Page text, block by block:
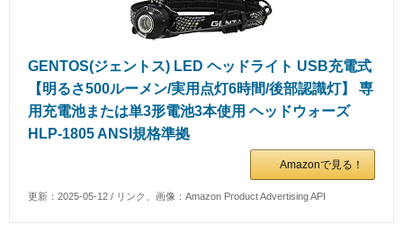
GENTOS(ジェントス) LED ヘッドライト USB充電式
【明るさ500ルーメン/実用点灯6時間/後部認識灯】 専
用充電池または単3形電池3本使用 ヘッドウォーズ
HLP-1805 ANSI規格準拠
Amazonで見る！
更新：2025-05-12 / リンク、画像：Amazon Product Advertising API